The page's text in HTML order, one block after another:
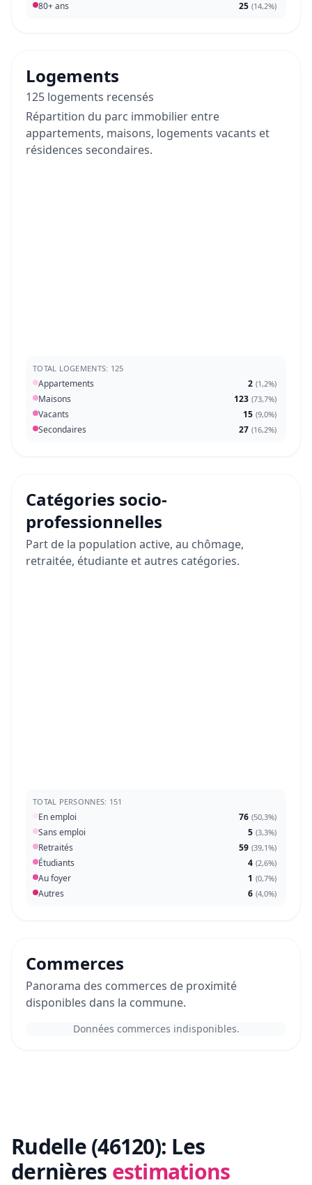
80+ ans 25 (14,2%)
Logements
125 logements recensés
Répartition du parc immobilier entre
appartements, maisons, logements vacants et
résidences secondaires.
TOTAL LOGEMENTS: 125
Appartements 2 (1,2%)
Maisons 123 (73,7%)
Vacants 15 (9,0%)
Secondaires 27 (16,2%)
Catégories socio-
professionnelles
Part de la population active, au chômage,
retraitée, étudiante et autres catégories.
TOTAL PERSONNES: 151
En emploi 76 (50,3%)
Sans emploi 5 (3,3%)
Retraités 59 (39,1%)
Étudiants 4 (2,6%)
Au foyer 1 (0,7%)
Autres 6 (4,0%)
Commerces
Panorama des commerces de proximité
disponibles dans la commune.
Données commerces indisponibles.
Rudelle (46120): Les
dernières estimations